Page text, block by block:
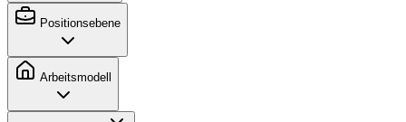
Positionsebene
Arbeitsmodell